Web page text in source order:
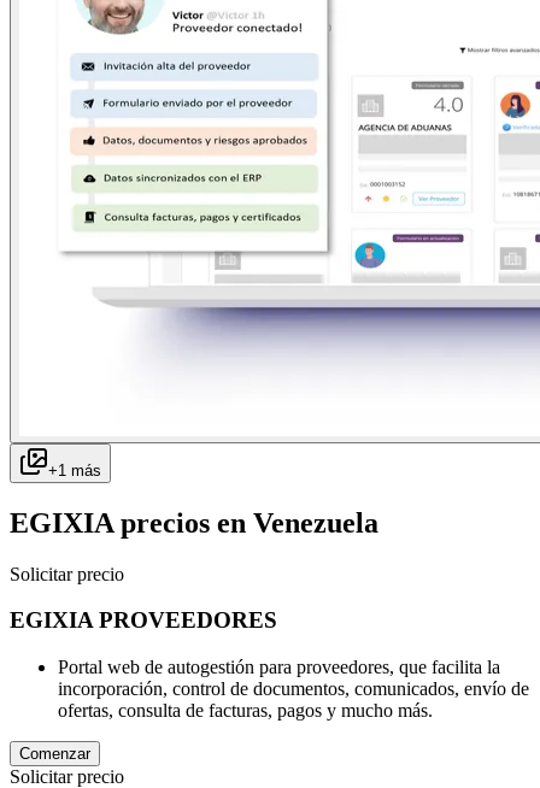
+1 más
EGIXIA precios en Venezuela
Solicitar precio
EGIXIA PROVEEDORES
Portal web de autogestión para proveedores, que facilita la
incorporación, control de documentos, comunicados, envío de
ofertas, consulta de facturas, pagos y mucho más.
Comenzar
Solicitar precio